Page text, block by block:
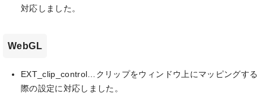
対応しました。
WebGL
EXT_clip_control…クリップをウィンドウ上にマッピングする
際の設定に対応しました。